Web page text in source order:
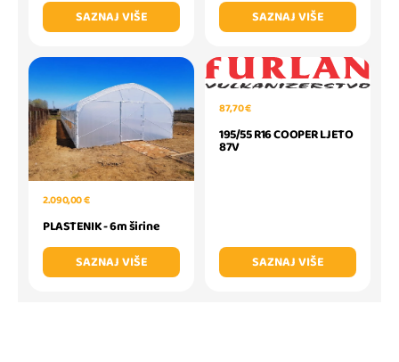
SAZNAJ VIŠE
SAZNAJ VIŠE
2.090,00 €
PLASTENIK - 6m širine
SAZNAJ VIŠE
87,70 €
195/55 R16 COOPER LJETO
87V
SAZNAJ VIŠE